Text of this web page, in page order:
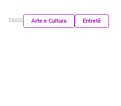
TAGS Arte e Cultura Entretê